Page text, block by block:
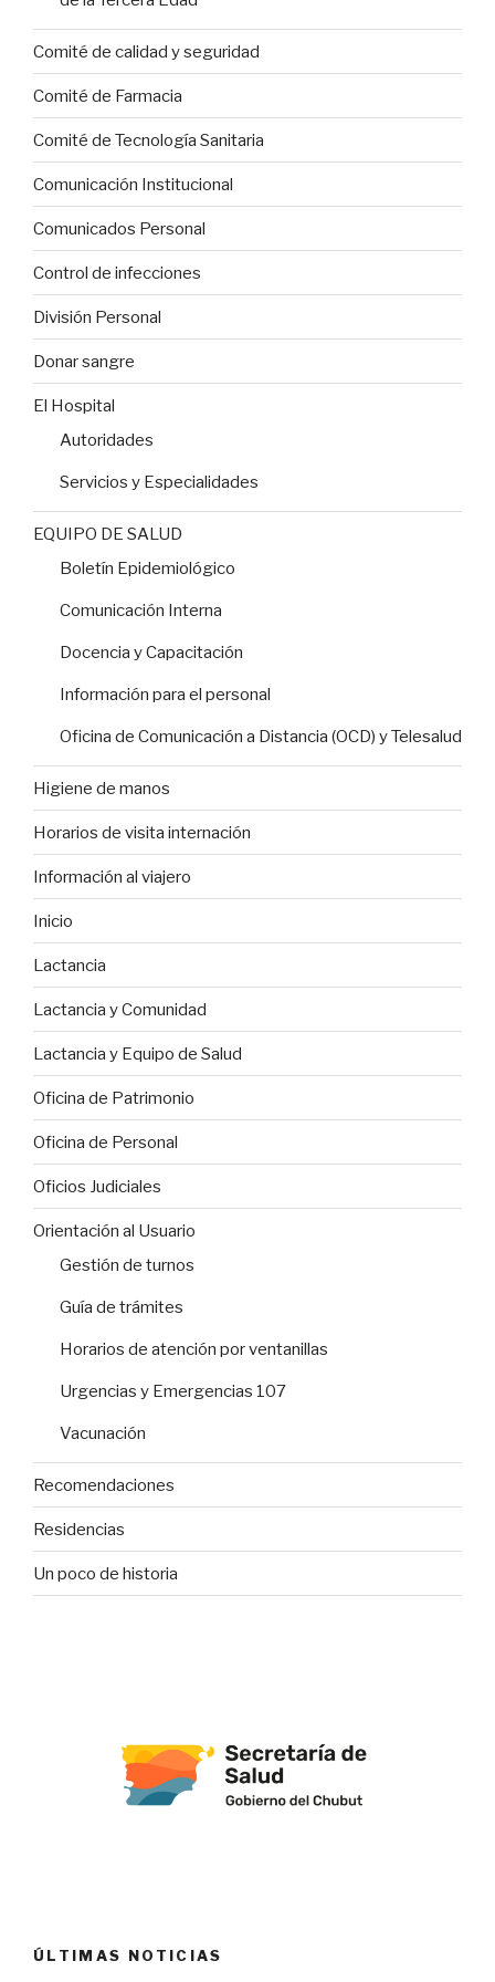
Comité de calidad y seguridad
Comité de Farmacia
Comité de Tecnología Sanitaria
Comunicación Institucional
Comunicados Personal
Control de infecciones
División Personal
Donar sangre
El Hospital
Autoridades
Servicios y Especialidades
EQUIPO DE SALUD
Boletín Epidemiológico
Comunicación Interna
Docencia y Capacitación
Información para el personal
Oficina de Comunicación a Distancia (OCD) y Telesalud
Higiene de manos
Horarios de visita internación
Información al viajero
Inicio
Lactancia
Lactancia y Comunidad
Lactancia y Equipo de Salud
Oficina de Patrimonio
Oficina de Personal
Oficios Judiciales
Orientación al Usuario
Gestión de turnos
Guía de trámites
Horarios de atención por ventanillas
Urgencias y Emergencias 107
Vacunación
Recomendaciones
Residencias
Un poco de historia
ÚLTIMAS NOTICIAS